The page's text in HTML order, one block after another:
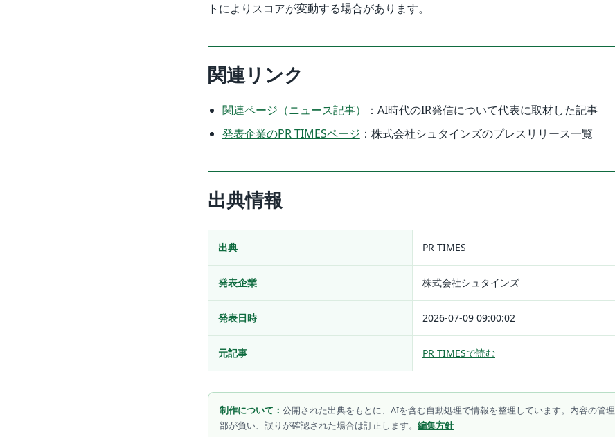
トによりスコアが変動する場合があります。
関連リンク
関連ページ（ニュース記事）
：AI時代のIR発信について代表に取材した記事
発表企業のPR TIMESページ ：株式会社シュタインズのプレスリリース一覧
出典情報
出典 PR TIMES
発表企業 株式会社シュタインズ
発表日時 2026-07-09 09:00:02
元記事 PR TIMESで読む
制作について： 公開された出典をもとに、AIを含む自動処理で情報を整理しています。内容の管
部が負い、誤りが確認された場合は訂正します。 編集方針